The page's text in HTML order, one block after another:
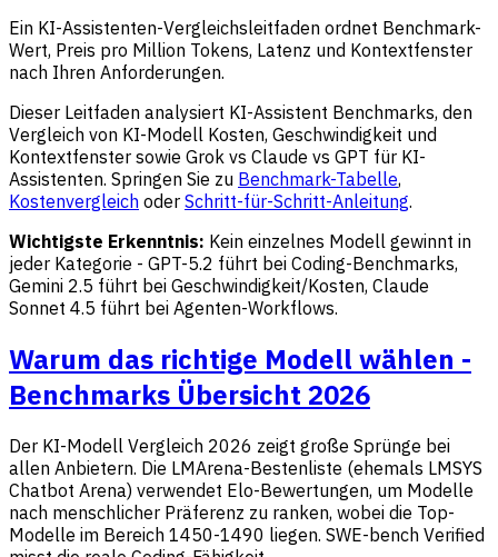
Ein KI-Assistenten-Vergleichsleitfaden ordnet Benchmark-
Wert, Preis pro Million Tokens, Latenz und Kontextfenster
nach Ihren Anforderungen.
Dieser Leitfaden analysiert KI-Assistent Benchmarks, den
Vergleich von KI-Modell Kosten, Geschwindigkeit und
Kontextfenster sowie Grok vs Claude vs GPT für KI-
Assistenten. Springen Sie zu Benchmark-Tabelle,
Kostenvergleich oder Schritt-für-Schritt-Anleitung.
Wichtigste Erkenntnis: Kein einzelnes Modell gewinnt in
jeder Kategorie - GPT-5.2 führt bei Coding-Benchmarks,
Gemini 2.5 führt bei Geschwindigkeit/Kosten, Claude
Sonnet 4.5 führt bei Agenten-Workflows.
Warum das richtige Modell wählen -
Benchmarks Übersicht 2026
Der KI-Modell Vergleich 2026 zeigt große Sprünge bei
allen Anbietern. Die LMArena-Bestenliste (ehemals LMSYS
Chatbot Arena) verwendet Elo-Bewertungen, um Modelle
nach menschlicher Präferenz zu ranken, wobei die Top-
Modelle im Bereich 1450-1490 liegen. SWE-bench Verified